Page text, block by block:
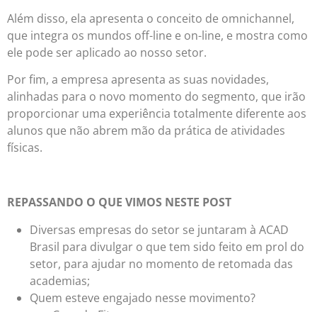
Além disso, ela apresenta o conceito de omnichannel,
que integra os mundos off-line e on-line, e mostra como
ele pode ser aplicado ao nosso setor.
Por fim, a empresa apresenta as suas novidades,
alinhadas para o novo momento do segmento, que irão
proporcionar uma experiência totalmente diferente aos
alunos que não abrem mão da prática de atividades
físicas.
REPASSANDO O QUE VIMOS NESTE POST
Diversas empresas do setor se juntaram à ACAD
Brasil para divulgar o que tem sido feito em prol do
setor, para ajudar no momento de retomada das
academias;
Quem esteve engajado nesse movimento?